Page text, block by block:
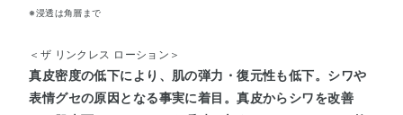
※浸透は角層まで
＜ザ リンクレス ローション＞
真皮密度の低下により、肌の弾力・復元性も低下。シワや
表情グセの原因となる事実に着目。真皮からシワを改善